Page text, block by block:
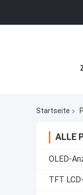
Startseite
ALLE
OLED-
TFT